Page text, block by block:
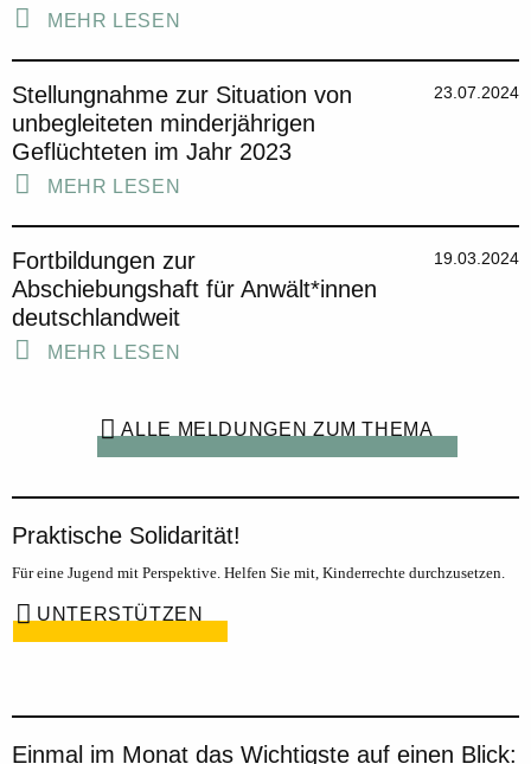
MEHR LESEN
Stellungnahme zur Situation von
unbegleiteten minderjährigen
Geflüchteten im Jahr 2023
23.07.2024
MEHR LESEN
Fortbildungen zur
Abschiebungshaft für Anwält*innen
deutschlandweit
19.03.2024
MEHR LESEN
ALLE MELDUNGEN ZUM THEMA
Praktische Solidarität!
Für eine Jugend mit Perspektive. Helfen Sie mit, Kinderrechte durchzusetzen.
UNTERSTÜTZEN
Einmal im Monat das Wichtigste auf einen Blick: